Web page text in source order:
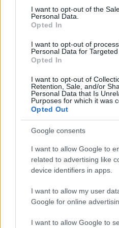
consent section.
I want to opt-out of the
Personal Data.
Opted In
I want to opt-out of
Personal Data for Targeted
Opted In
I want to opt-out of
Retention, Sale, and/or
Personal Data that Is
Purposes for which it was
Opted Out
Google consents
I want to allow Google to
related to advertising like
device identifiers in apps.
I want to allow my user
Google for online
I want to allow Google to
Brent chute de 8,3% : les
Juliette Bernard · 7 Août 2026
NEWS